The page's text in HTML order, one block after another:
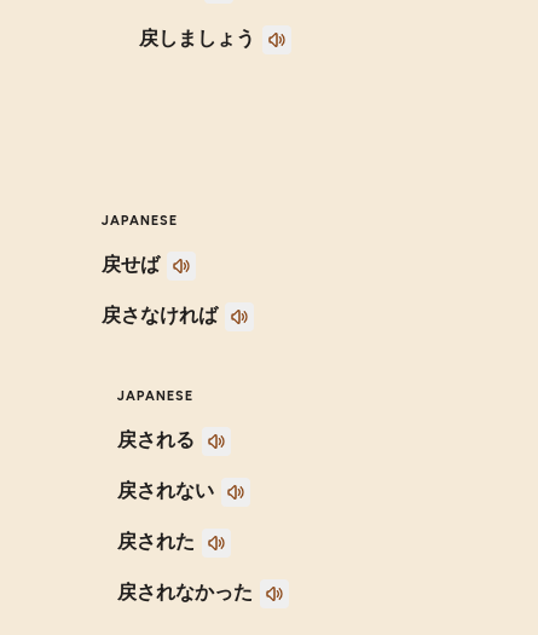
戻しましょう
JAPANESE
戻せば
戻さなければ
JAPANESE
戻される
戻されない
戻された
戻されなかった